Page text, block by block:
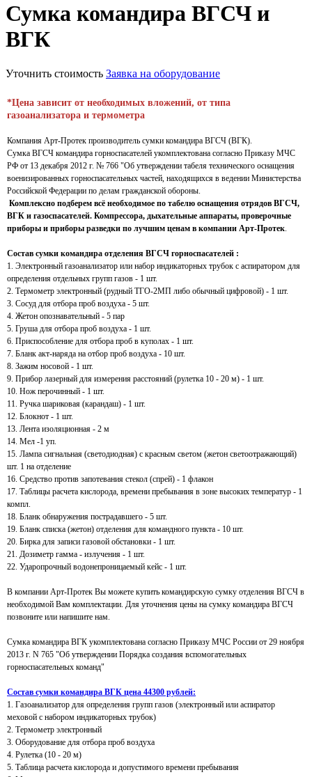
Сумка командира ВГСЧ и
ВГК
Уточнить стоимость Заявка на оборудование
*Цена зависит от необходимых вложений, от типа
газоанализатора и термометра
Компания Арт-Протек производитель сумки командира ВГСЧ (ВГК).
Сумка ВГСЧ командира горноспасателей укомплектована согласно Приказу МЧС
РФ от 13 декабря 2012 г. № 766 "Об утверждении табеля технического оснащения
военизированных горноспасательных частей, находящихся в ведении Министерства
Российской Федерации по делам гражданской обороны.
Комплексно подберем всё необходимое по табелю оснащения отрядов ВГСЧ,
ВГК и газоспасателей. Компрессора, дыхательные аппараты, проверочные
приборы и приборы разведки по лучшим ценам в компании Арт-Протек.
Состав сумки командира отделения ВГСЧ горноспасателей :
1. Электронный газоанализатор или набор индикаторных трубок с аспиратором для
определения отдельных групп газов - 1 шт.
2. Термометр электронный (рудный ТГО-2МП либо обычный цифровой) - 1 шт.
3. Сосуд для отбора проб воздуха - 5 шт.
4. Жетон опознавательный - 5 пар
5. Груша для отбора проб воздуха - 1 шт.
6. Приспособление для отбора проб в куполах - 1 шт.
7. Бланк акт-наряда на отбор проб воздуха - 10 шт.
8. Зажим носовой - 1 шт.
9. Прибор лазерный для измерения расстояний (рулетка 10 - 20 м) - 1 шт.
10. Нож перочинный - 1 шт.
11. Ручка шариковая (карандаш) - 1 шт.
12. Блокнот - 1 шт.
13. Лента изоляционная - 2 м
14. Мел -1 уп.
15. Лампа сигнальная (светодиодная) с красным светом (жетон светоотражающий)
шт. 1 на отделение
16. Средство против запотевания стекол (спрей) - 1 флакон
17. Таблицы расчета кислорода, времени пребывания в зоне высоких температур - 1
компл.
18. Бланк обнаружения пострадавшего - 5 шт.
19. Бланк списка (жетон) отделения для командного пункта - 10 шт.
20. Бирка для записи газовой обстановки - 1 шт.
21. Дозиметр гамма - излучения - 1 шт.
22. Ударопрочный водонепроницаемый кейс - 1 шт.
В компании Арт-Протек Вы можете купить командирскую сумку отделения ВГСЧ в
необходимой Вам комплектации. Для уточнения цены на сумку командира ВГСЧ
позвоните или напишите нам.
Сумка командира ВГК укомплектована согласно Приказу МЧС России от 29 ноября
2013 г. N 765 "Об утверждении Порядка создания вспомогательных
горноспасательных команд"
Состав сумки командира ВГК цена 44300 рублей:
1. Газоанализатор для определения групп газов (электронный или аспиратор
меховой с набором индикаторных трубок)
2. Термометр электронный
3. Оборудование для отбора проб воздуха
4. Рулетка (10 - 20 м)
5. Таблица расчета кислорода и допустимого времени пребывания